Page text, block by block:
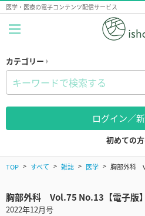
医学・医療の電子コンテンツ配信サービス
カテゴリー
ログイン／
初めての
TOP すべて 雑誌 医学 胸部外科
胸部外科 Vol.75 No.13【電子版】
2022年12月号